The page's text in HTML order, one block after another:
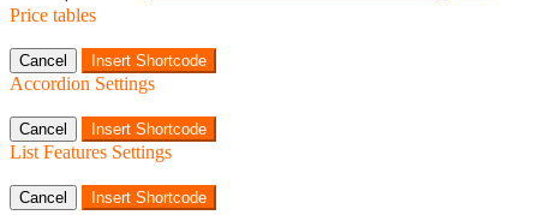
Price tables
Cancel Insert Shortcode
Accordion Settings
Cancel Insert Shortcode
List Features Settings
Cancel Insert Shortcode